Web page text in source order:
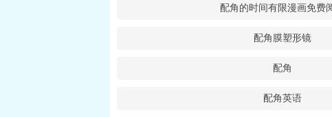
配角的时间有限漫画免费
配角膜塑形镜
配角
配角英语